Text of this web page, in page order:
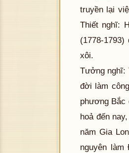
truyền lại
Thiết nghĩ:
(1778-
xôi.
Tưởng nghĩ:
đời làm
phương Bắc
hoả đến
năm Gia
nguyên